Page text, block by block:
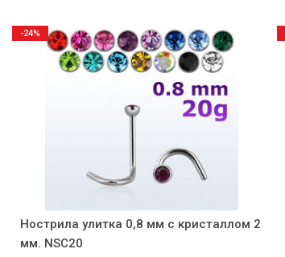
Нострила улитка 0,8 мм с кристаллом 2
мм. NSC20
-24%